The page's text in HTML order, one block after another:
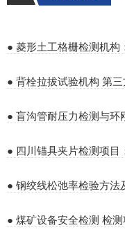
● 背栓拉拔试验机构 第
● 盲沟管耐压力检测与环
● 钢绞线松弛率检验方法
● 煤矿设备安全检测 检测